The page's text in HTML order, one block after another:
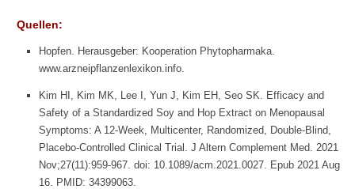
Quellen:
Hopfen. Herausgeber: Kooperation Phytopharmaka.
www.arzneipflanzenlexikon.info.
Kim HI, Kim MK, Lee I, Yun J, Kim EH, Seo SK. Efficacy and
Safety of a Standardized Soy and Hop Extract on Menopausal
Symptoms: A 12-Week, Multicenter, Randomized, Double-Blind,
Placebo-Controlled Clinical Trial. J Altern Complement Med. 2021
Nov;27(11):959-967. doi: 10.1089/acm.2021.0027. Epub 2021 Aug
16. PMID: 34399063.
Was hilft gegen
Welche Folgen kann
Schlaflosigkeit haben?
Beliebte Heilpflanzen und
ihre Wirkung